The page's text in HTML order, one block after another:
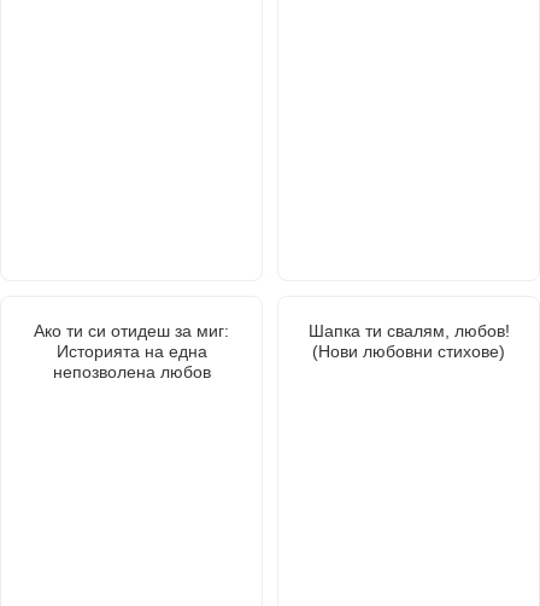
Ако ти си отидеш за миг:
Историята на една
непозволена любов
Шапка ти свалям, любов!
(Нови любовни стихове)